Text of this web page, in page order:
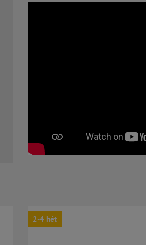
2-4 hét